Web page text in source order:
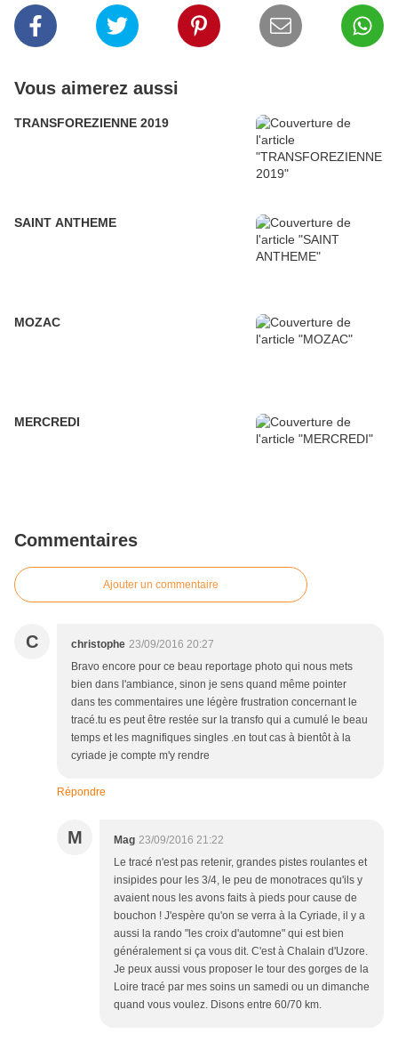
Vous aimerez aussi
TRANSFOREZIENNE 2019
SAINT ANTHEME
MOZAC
MERCREDI
Commentaires
Ajouter un commentaire
C christophe 23/09/2016 20:27
Bravo encore pour ce beau reportage photo qui nous mets
bien dans l'ambiance, sinon je sens quand même pointer
dans tes commentaires une légère frustration concernant le
tracé.tu es peut être restée sur la transfo qui a cumulé le beau
temps et les magnifiques singles .en tout cas à bientôt à la
cyriade je compte m'y rendre
Répondre
M Mag 23/09/2016 21:22
Le tracé n'est pas retenir, grandes pistes roulantes et
insipides pour les 3/4, le peu de monotraces qu'ils y
avaient nous les avons faits à pieds pour cause de
bouchon ! J'espère qu'on se verra à la Cyriade, il y a
aussi la rando "les croix d'automne" qui est bien
généralement si ça vous dit. C'est à Chalain d'Uzore.
Je peux aussi vous proposer le tour des gorges de la
Loire tracé par mes soins un samedi ou un dimanche
quand vous voulez. Disons entre 60/70 km.